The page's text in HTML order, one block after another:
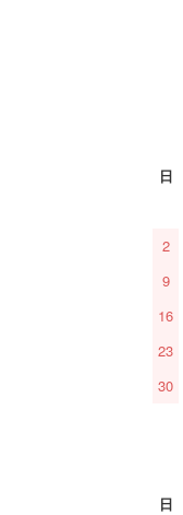
日
2
9
16
23
30
日